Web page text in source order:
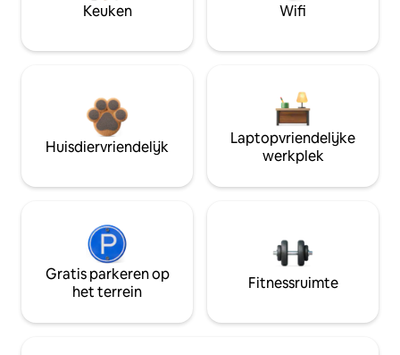
Keuken Wifi
Huisdiervriendelijk
Laptopvriendelijke
werkplek
Gratis parkeren op
het terrein
Fitnessruimte